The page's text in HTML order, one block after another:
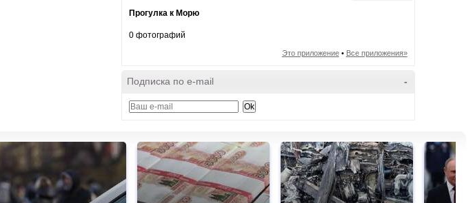
Прогулка к Морю
0 фотографий
Это приложение• Все приложения»
-
Подписка по e-mail